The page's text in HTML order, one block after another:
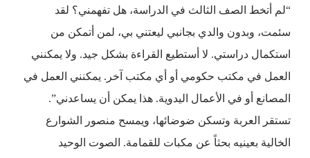
“لم أتخط الصف الثالث في الدراسة، هل تفهمني؟ لقد
سئمت، وبدون والدي بجانبي ليعتني بي، لمن أتمكن من
استكمال دراستي. لا أستطيع القراءة بشكل جيد. ولا يمكنني
العمل في مكتب حكومي أو أي مكتب آخر. يمكنني العمل في
المصانع أو في الأعمال اليدوية. هذا يمكن أن يساعدني”.
تستقر العربة وتسكن ضوضائها، ويمسح منصور الشوارع
الخالية بعينيه بحثاً عن مكبات للقمامة. الصوت الوحيد